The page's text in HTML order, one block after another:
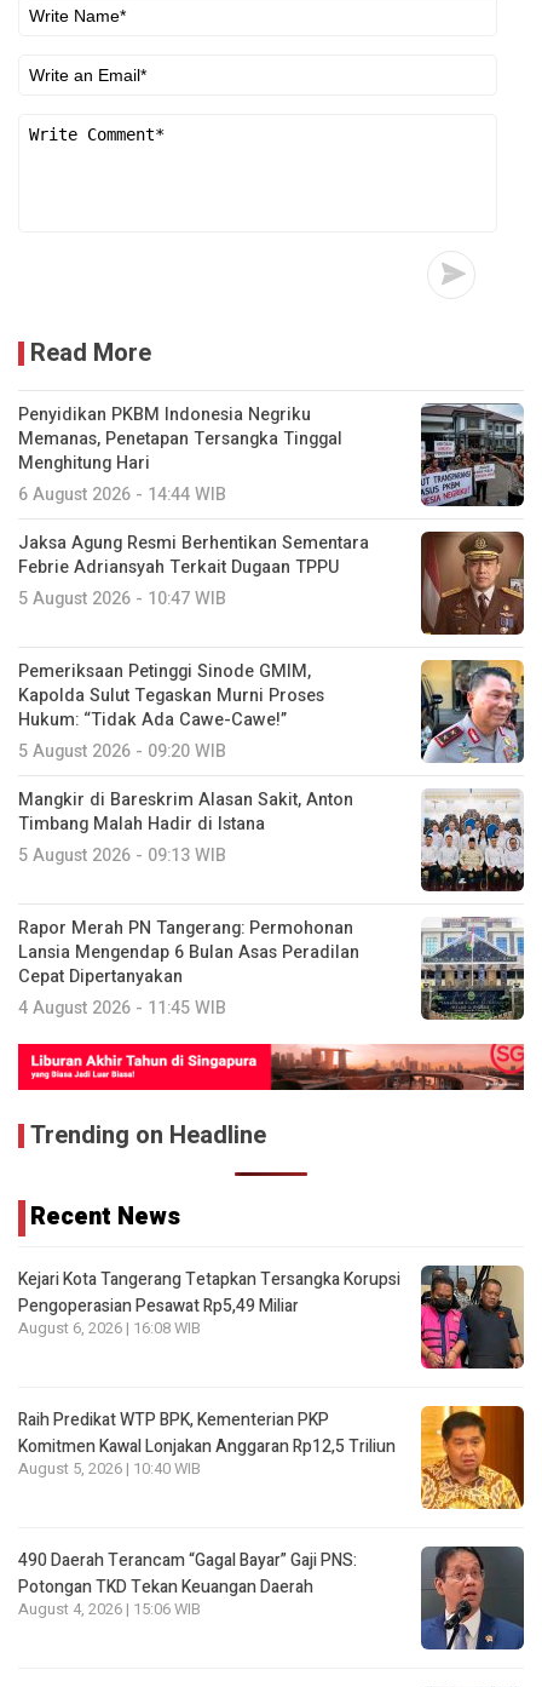
Read More
Penyidikan PKBM Indonesia Negriku
Memanas, Penetapan Tersangka Tinggal
Menghitung Hari
6 August 2026 - 14:44 WIB
Jaksa Agung Resmi Berhentikan Sementara
Febrie Adriansyah Terkait Dugaan TPPU
5 August 2026 - 10:47 WIB
Pemeriksaan Petinggi Sinode GMIM,
Kapolda Sulut Tegaskan Murni Proses
Hukum: “Tidak Ada Cawe-Cawe!”
5 August 2026 - 09:20 WIB
Mangkir di Bareskrim Alasan Sakit, Anton
Timbang Malah Hadir di Istana
5 August 2026 - 09:13 WIB
Rapor Merah PN Tangerang: Permohonan
Lansia Mengendap 6 Bulan Asas Peradilan
Cepat Dipertanyakan
4 August 2026 - 11:45 WIB
Trending on Headline
Recent News
Kejari Kota Tangerang Tetapkan Tersangka Korupsi
Pengoperasian Pesawat Rp5,49 Miliar
August 6, 2026 | 16:08 WIB
Raih Predikat WTP BPK, Kementerian PKP
Komitmen Kawal Lonjakan Anggaran Rp12,5 Triliun
August 5, 2026 | 10:40 WIB
490 Daerah Terancam “Gagal Bayar” Gaji PNS:
Potongan TKD Tekan Keuangan Daerah
August 4, 2026 | 15:06 WIB